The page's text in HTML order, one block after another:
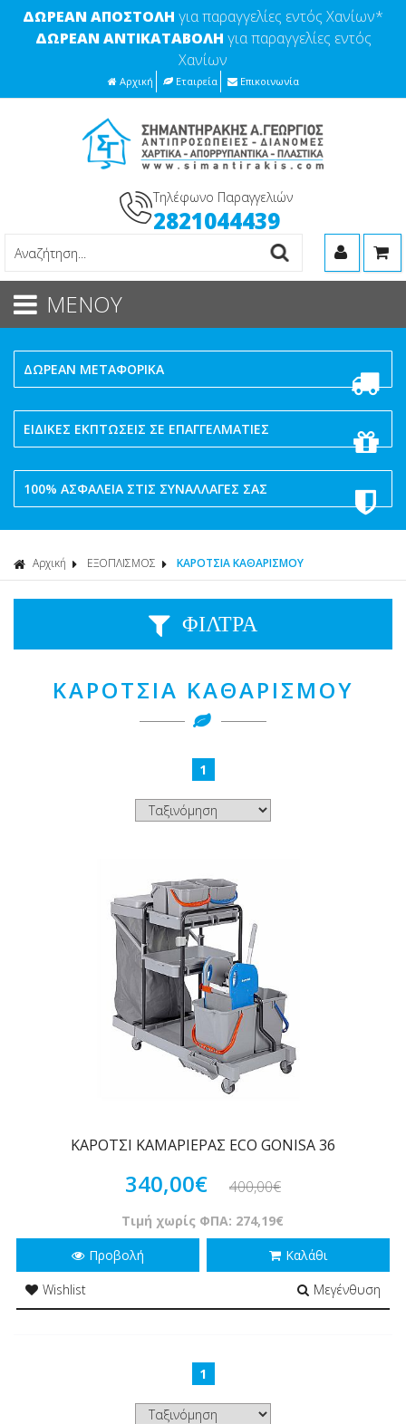
ΔΩΡΕΑΝ ΑΠΟΣΤΟΛΗ για παραγγελίες εντός Χανίων*
ΔΩΡΕΑΝ ΑΝΤΙΚΑΤΑΒΟΛΗ για παραγγελίες εντός
Χανίων
Αρχική Εταιρεία Επικοινωνία
Τηλέφωνο Παραγγελιών
2821044439
ΜΕΝΟΥ
ΔΩΡΕΑΝ ΜΕΤΑΦΟΡΙΚΑ
ΕΙΔΙΚΕΣ ΕΚΠΤΩΣΕΙΣ ΣΕ ΕΠΑΓΓΕΛΜΑΤΙΕΣ
100% ΑΣΦΑΛΕΙΑ ΣΤΙΣ ΣΥΝΑΛΛΑΓΕΣ ΣΑΣ
Αρχική ΕΞΟΠΛΙΣΜΟΣ ΚΑΡΟΤΣΙΑ ΚΑΘΑΡΙΣΜΟΥ
ΦΙΛΤΡΑ
ΚΑΡΟΤΣΙΑ ΚΑΘΑΡΙΣΜΟΥ
1
ΚΑΡΟΤΣΙ ΚΑΜΑΡΙΕΡΑΣ ECO GONISA 36
340,00€ 400,00€
Τιμή χωρίς ΦΠΑ: 274,19€
Προβολή
Καλάθι
Wishlist
Μεγένθυση
1